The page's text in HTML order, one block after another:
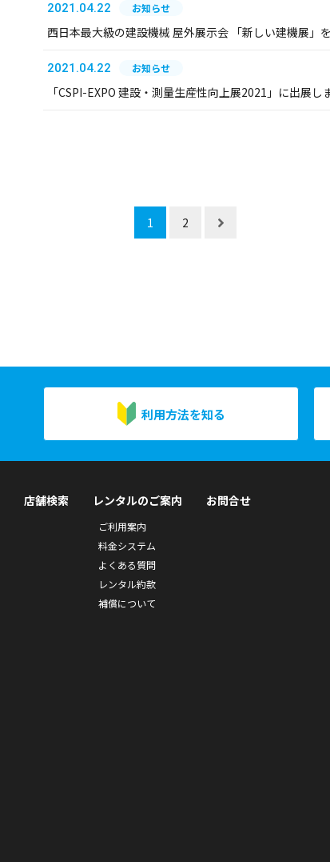
2021.04.22 お知らせ
西日本最大級の建設機械 屋外展示会 「新しい建機展」
2021.04.22 お知らせ
「CSPI-EXPO 建設・測量生産性向上展2021」に出展し
1 2
利用方法を知る
店舗検索 レンタルのご案内
ご利用案内
料金システム
よくある質問
レンタル約款
補償について
お問合せ